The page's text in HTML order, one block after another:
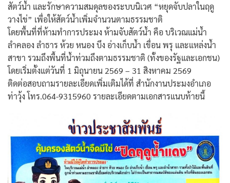
สัตว์น้ำ และรักษาความสมดุลของระบบนิเวศ “หยุดจับปลาในฤดู
วางไข่” เพื่อให้สัตว์น้ำเพิ่มจำนวนตามธรรมชาติ
โดยพื้นที่ที่ห้ามทำการประมง ห้ามจับสัตว์น้ำ คือ บริเวณแม่น้ำ
ลำคลอง ลำธาร ห้วย หนอง บึง อ่างเก็บน้ำ เขื่อน พรุ และแหล่งน้ำ
สาขา รวมถึงพื้นที่น้ำท่วมถึงตามธรรมชาติ (ทั้งของรัฐและเอกชน)
โดยเริ่มตั้งแต่วันที่ 1 มิถุนายน 2569 – 31 สิงหาคม 2569
ติดต่อสอบถามรายละเอียดเพิ่มเติมได้ที่ สำนักงานประมงอำเภอ
ท่าวุ้ง โทร.064-9315960 รายละเอียดตามเอกสารแนบท้ายนี้